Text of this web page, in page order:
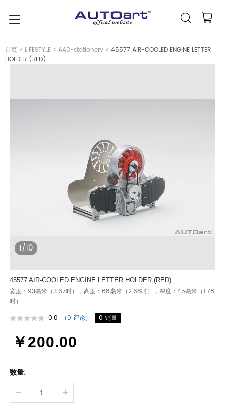
首页 > LIFESTYLE > AAD-stationery > 45577 AIR-COOLED ENGINE LETTER
HOLDER (RED)
1/10
45577 AIR-COOLED ENGINE LETTER HOLDER (RED)
宽度：93毫米（3.67吋），高度：68毫米（2.68吋），深度：45毫米（1.78
吋）
0.0
（0 评论） 0 销量
￥200.00
数量: